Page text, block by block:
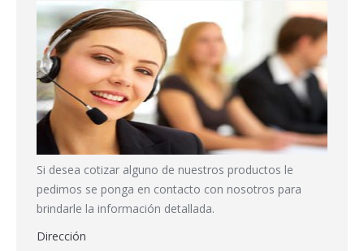
Si desea cotizar alguno de nuestros productos le
pedimos se ponga en contacto con nosotros para
brindarle la información detallada.
Dirección